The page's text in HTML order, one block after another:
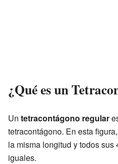
¿Qué es un
Un tetracontágono regular
tetracontágono. En esta
la misma longitud y todos
iguales.